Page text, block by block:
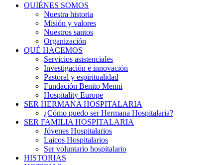
QUIÉNES SOMOS
Nuestra historia
Misión y valores
Nuestros santos
Organización
QUÉ HACEMOS
Servicios asistenciales
Investigación e innovación
Pastoral y espiritualidad
Fundación Benito Menni
Hospitality Europe
SER HERMANA HOSPITALARIA
¿Cómo puedo ser Hermana Hospitalaria?
SER FAMILIA HOSPITALARIA
Jóvenes Hospitalarios
Laicos Hospitalarios
Ser voluntario hospitalario
HISTORIAS